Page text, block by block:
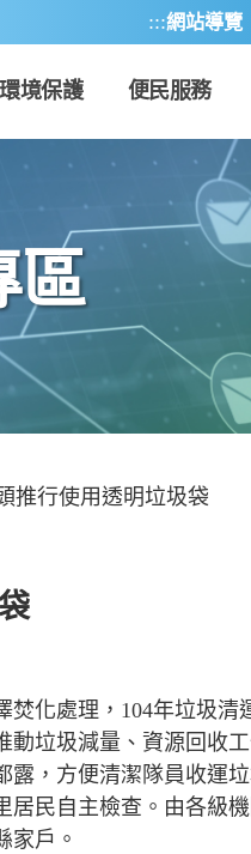
:::網站導覽
環境保護 便民服務
區
推行使用透明垃圾袋
化處理，104年垃圾
垃圾減量、資源回收
，方便清潔隊員收運
民自主檢查。由各級
家戶。